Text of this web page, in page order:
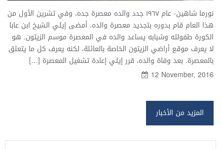
نورما شاهين- عام ۱٩٦٧ جدد والده معصرة جده، وفي تشرين الأول من
هذا العام قام بدوره بتجديد معصرة والده. أمضى إيلي الشيخ ابن عابا
الكورة طفولته وشبابه يساعد والده في المعصرة موسم الزيتون. هو
لا يعرف موقع أراضي الزيتون الخاصة بالعائلة، لكنه يعرف كل ما يتعلق
بالمعصرة. بعد وفاة والده، قرر إيلي إعادة تشغيل المعصرة […]
12 November, 2016
المزيد من الأخبار